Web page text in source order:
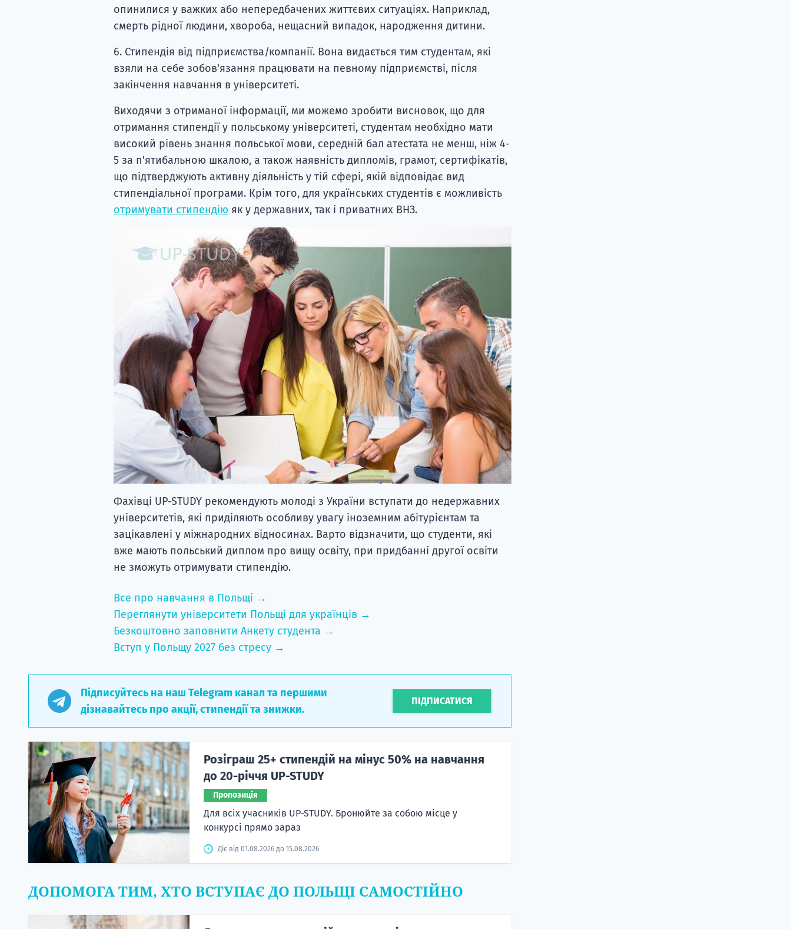
опинилися у важких або непередбачених життєвих ситуаціях. Наприклад,
смерть рідної людини, хвороба, нещасний випадок, народження дитини.
6. Стипендія від підприємства/компанії. Вона видається тим студентам, які
взяли на себе зобов'язання працювати на певному підприємстві, після
закінчення навчання в університеті.
Виходячи з отриманої інформації, ми можемо зробити висновок, що для
отримання стипендії у польському університеті, студентам необхідно мати
високий рівень знання польської мови, середній бал атестата не менш, ніж 4-
5 за п'ятибальною шкалою, а також наявність дипломів, грамот, сертифікатів,
що підтверджують активну діяльність у тій сфері, якій відповідає вид
стипендіальної програми. Крім того, для українських студентів є можливість
отримувати стипендію як у державних, так і приватних ВНЗ.
Фахівці UP-STUDY рекомендують молоді з України вступати до недержавних
університетів, які приділяють особливу увагу іноземним абітурієнтам та
зацікавлені у міжнародних відносинах. Варто відзначити, що студенти, які
вже мають польський диплом про вищу освіту, при придбанні другої освіти
не зможуть отримувати стипендію.
Все про навчання в Польщі →
Переглянути університети Польщі для українців →
Безкоштовно заповнити Анкету студента →
Вступ у Польщу 2027 без стресу →
Підписуйтесь на наш Telegram канал та першими
дізнавайтесь про акції, стипендії та знижки.
ПІДПИСАТИСЯ
Розіграш 25+ стипендій на мінус 50% на навчання
до 20-річчя UP-STUDY
Пропозиція
Для всіх учасників UP-STUDY. Бронюйте за собою місце у
конкурсі прямо зараз
Діє від 01.08.2026 до 15.08.2026
ДОПОМОГА ТИМ, ХТО ВСТУПАЄ ДО ПОЛЬЩІ САМОСТІЙНО